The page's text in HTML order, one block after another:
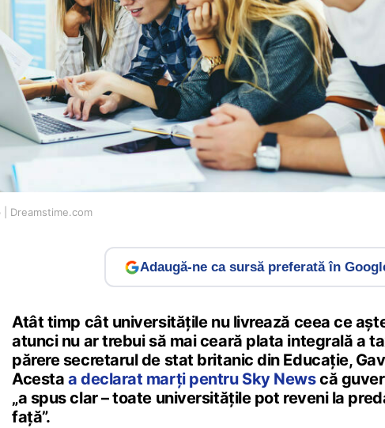
Dreamstime.com
Adaugă-ne ca sursă preferată în
Atât timp cât universitățile nu livrează ceea ce
atunci nu ar trebui să mai ceară plata integrală a
părere secretarul de stat britanic din Educație,
Acesta a declarat marți pentru Sky Newscă
„a spus clar – toate universitățile pot reveni la
față”.